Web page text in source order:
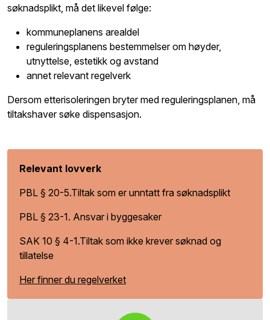
søknadsplikt, må det likevel følge:
kommuneplanens arealdel
reguleringsplanens bestemmelser om høyder,
utnyttelse, estetikk og avstand
annet relevant regelverk
Dersom etterisoleringen bryter med reguleringsplanen, må
tiltakshaver søke dispensasjon.
Relevant lovverk
PBL § 20-5.Tiltak som er unntatt fra søknadsplikt
PBL § 23-1. Ansvar i byggesaker
SAK 10 § 4-1.Tiltak som ikke krever søknad og
tillatelse
Her finner du regelverket